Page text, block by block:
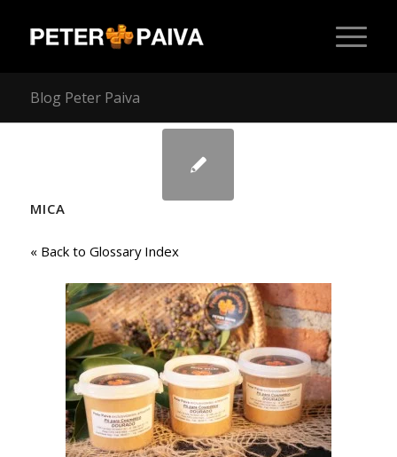
Blog Peter Paiva
MICA
« Back to Glossary Index